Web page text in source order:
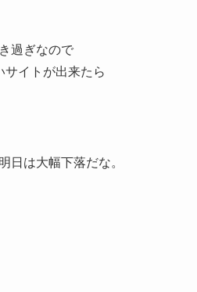
過ぎなので
サイトが出来たら
日は大幅下落だな。